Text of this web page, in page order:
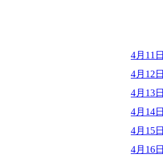
4月11日
4月12日
4月13日
4月14日
4月15日
4月16日